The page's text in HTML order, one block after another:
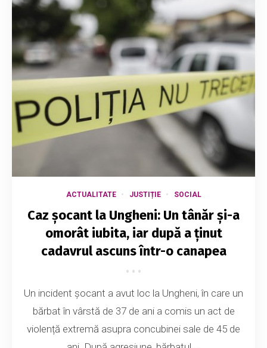
ACTUALITATE JUSTIȚIE SOCIAL
Caz șocant la Ungheni: Un tânăr și-a
omorât iubita, iar după a ținut
cadavrul ascuns într-o canapea
Un incident șocant a avut loc la Ungheni, în care un
bărbat în vârstă de 37 de ani a comis un act de
violență extremă asupra concubinei sale de 45 de